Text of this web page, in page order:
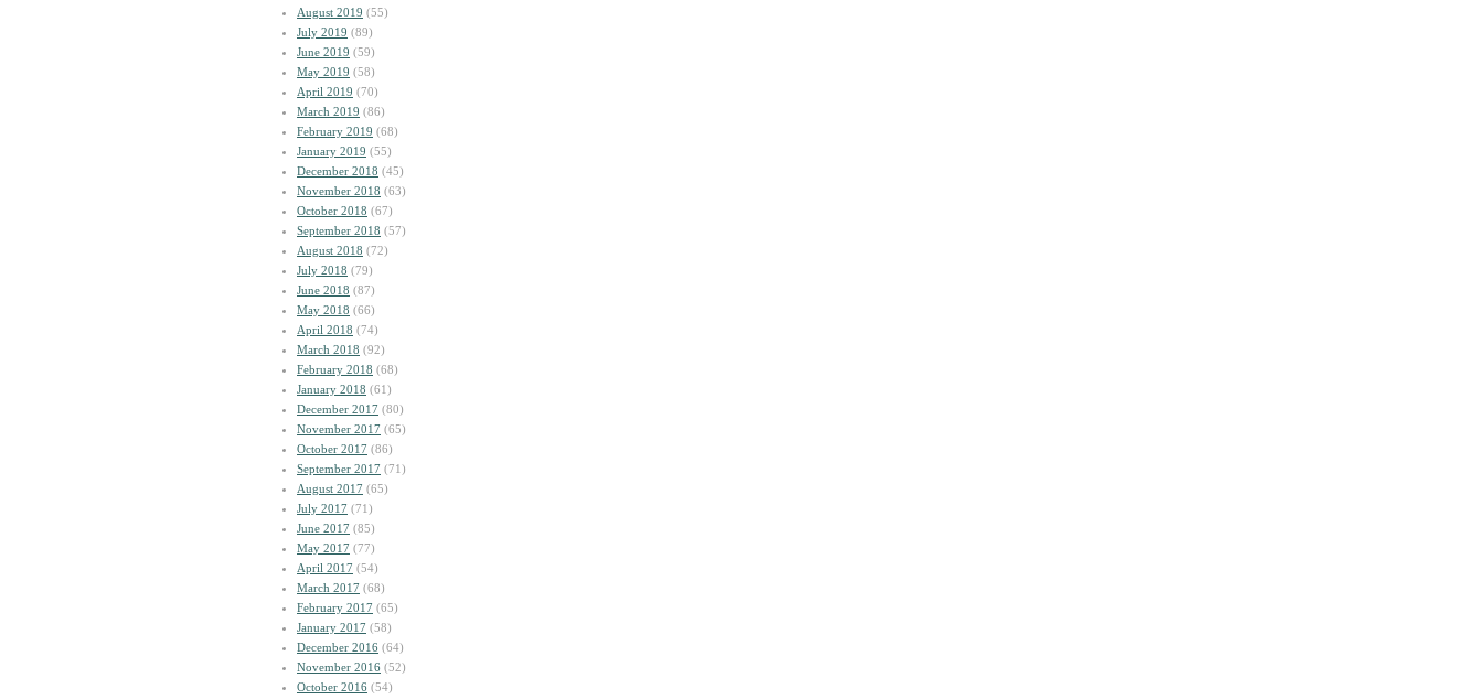
August 2019 (55)
July 2019 (89)
June 2019 (59)
May 2019 (58)
April 2019 (70)
March 2019 (86)
February 2019 (68)
January 2019 (55)
December 2018 (45)
November 2018 (63)
October 2018 (67)
September 2018 (57)
August 2018 (72)
July 2018 (79)
June 2018 (87)
May 2018 (66)
April 2018 (74)
March 2018 (92)
February 2018 (68)
January 2018 (61)
December 2017 (80)
November 2017 (65)
October 2017 (86)
September 2017 (71)
August 2017 (65)
July 2017 (71)
June 2017 (85)
May 2017 (77)
April 2017 (54)
March 2017 (68)
February 2017 (65)
January 2017 (58)
December 2016 (64)
November 2016 (52)
October 2016 (54)